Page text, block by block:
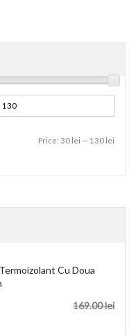
Price: 30 lei — 130 lei
Cu Doua
169.00lei